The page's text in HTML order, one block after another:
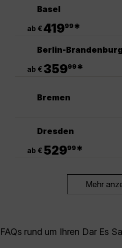
Basel
ab €41999*
Berlin-Brandenburg
ab € 35999*
Bremen
Dresden
ab € 52999*
Mehr
FAQs rund um Ihren Dar Es